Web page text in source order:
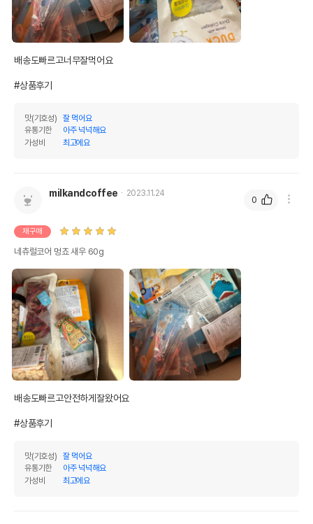
배송도빠르고너무잘먹어요
#상품후기
맛(기호성)
잘 먹어요
유통기한
아주 넉넉해요
가성비
최고에요
milkandcoffee 2023.11.24
재구매
네츄럴코어 멍쵸 새우 60g
배송도빠르고안전하게잘왔어요
#상품후기
맛(기호성)
잘 먹어요
유통기한
아주 넉넉해요
가성비
최고에요
0